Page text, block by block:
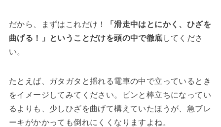
だから、まずはこれだけ！
「滑走中はとにかく、ひざを
曲げる！」ということだけを頭の中で徹底 してくださ
い。
たとえば、ガタガタと揺れる電車の中で立っているとき
をイメージしてみてください。ピンと棒立ちになってい
るよりも、少しひざを曲げて構えていたほうが、急ブレ
ーキがかかっても倒れにくくなりますよね。